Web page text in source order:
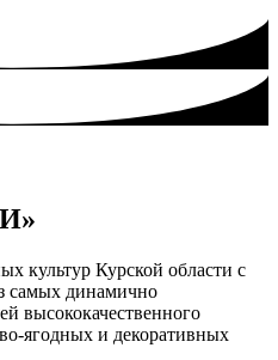
культур Курской области с
самых динамично
высококачественного
ягодных и декоративных